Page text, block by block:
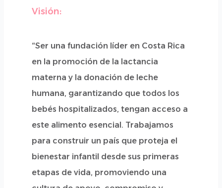
Visión:
“Ser una fundación líder en Costa Rica
en la promoción de la lactancia
materna y la donación de leche
humana, garantizando que todos los
bebés hospitalizados, tengan acceso a
este alimento esencial. Trabajamos
para construir un país que proteja el
bienestar infantil desde sus primeras
etapas de vida, promoviendo una